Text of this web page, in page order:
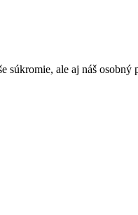
súkromie, ale aj náš osobný